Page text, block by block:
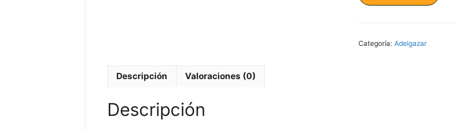
Categoría: Adelgazar
Descripción Valoraciones (0)
Descripción